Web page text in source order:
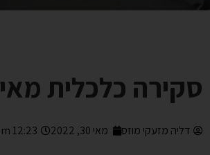
סקירה כלכלית מאי 2022
דליה מזעקי מוזס מאי 30, 2022 12:23 pm